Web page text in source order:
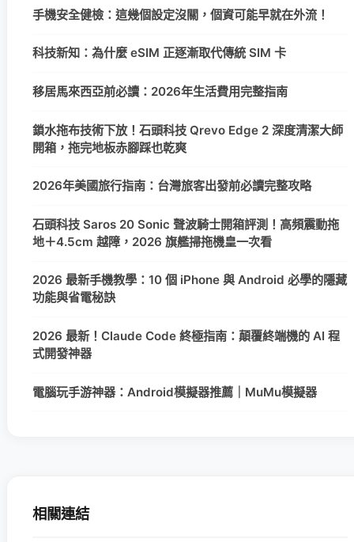
手機安全健檢：這幾個設定沒關，個資可能早就在外流！
科技新知：為什麼 eSIM 正逐漸取代傳統 SIM 卡
移居馬來西亞前必讀：2026年生活費用完整指南
鎖水拖布技術下放！石頭科技 Qrevo Edge 2 深度清潔大師
開箱，拖完地板赤腳踩也乾爽
2026年美國旅行指南：台灣旅客出發前必讀完整攻略
石頭科技 Saros 20 Sonic 聲波騎士開箱評測！高頻震動拖
地＋4.5cm 越障，2026 旗艦掃拖機皇一次看
2026 最新手機教學：10 個 iPhone 與 Android 必學的隱藏
功能與省電秘訣
2026 最新！Claude Code 終極指南：顛覆終端機的 AI 程
式開發神器
電腦玩手游神器：Android模擬器推薦｜MuMu模擬器
相關連結